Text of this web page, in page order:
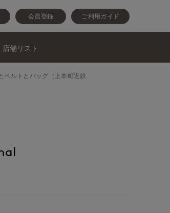
会員登録 ご利用ガイド
店舗リスト
ベルトとバッグ（上本町近鉄